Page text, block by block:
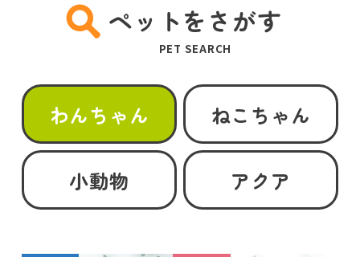
ペットをさがす
PET SEARCH
わんちゃん ねこちゃん
小動物 アクア